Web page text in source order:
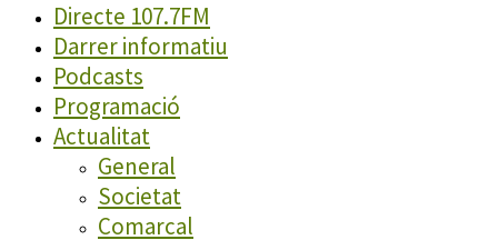
Directe 107.7FM
Darrer informatiu
Podcasts
Programació
Actualitat
General
Societat
Comarcal